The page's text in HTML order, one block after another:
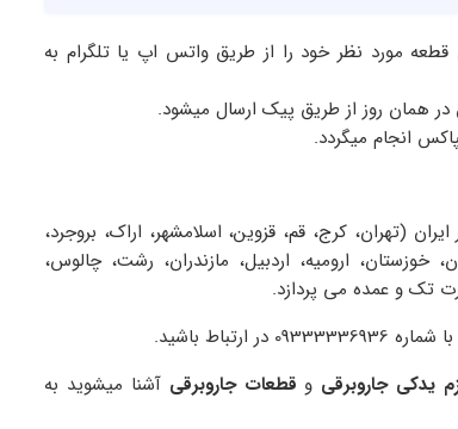
مورد نظر خود را از طریق واتس اپ یا تلگرام به
همان روز از طریق پیک ارسال میشود.
انجام میگردد.
(تهران، کرج، قم، قزوین، اسلامشهر، اراک، بروجرد،
خوزستان، ارومیه، اردبیل، مازندران، رشت، چالوس،
تک و عمده می پردازد.
با شماره 09333336936 در ارتباط باشید.
یدکی جاروبرقی و قطعات جاروبرقی آشنا میشوید به